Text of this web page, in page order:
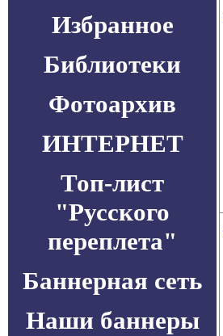
Избранное
Библиотеки
Фотоархив
ИНТЕРНЕТ
Топ-лист
"Русского
переплета"
Баннерная сеть
Наши баннеры